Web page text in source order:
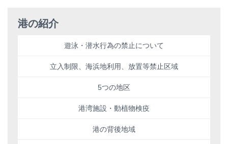
港の紹介
遊泳・潜水行為の禁止について
立入制限、海浜地利用、放置等禁止区域
5つの地区
港湾施設・動植物検疫
港の背後地域